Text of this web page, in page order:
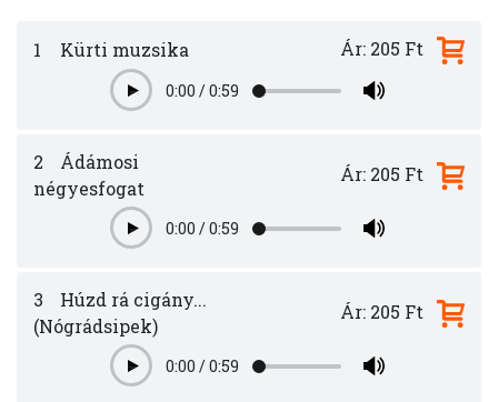
1 Kürti muzsika
Play0:00 /0:59
Ár: 205 Ft
2
Ádámosi
négyesfogat
Play0:00 /0:59
Ár: 205 Ft
3
Húzd rá cigány...
(Nógrádsipek)
Play0:00 /0:59
Ár: 205 Ft